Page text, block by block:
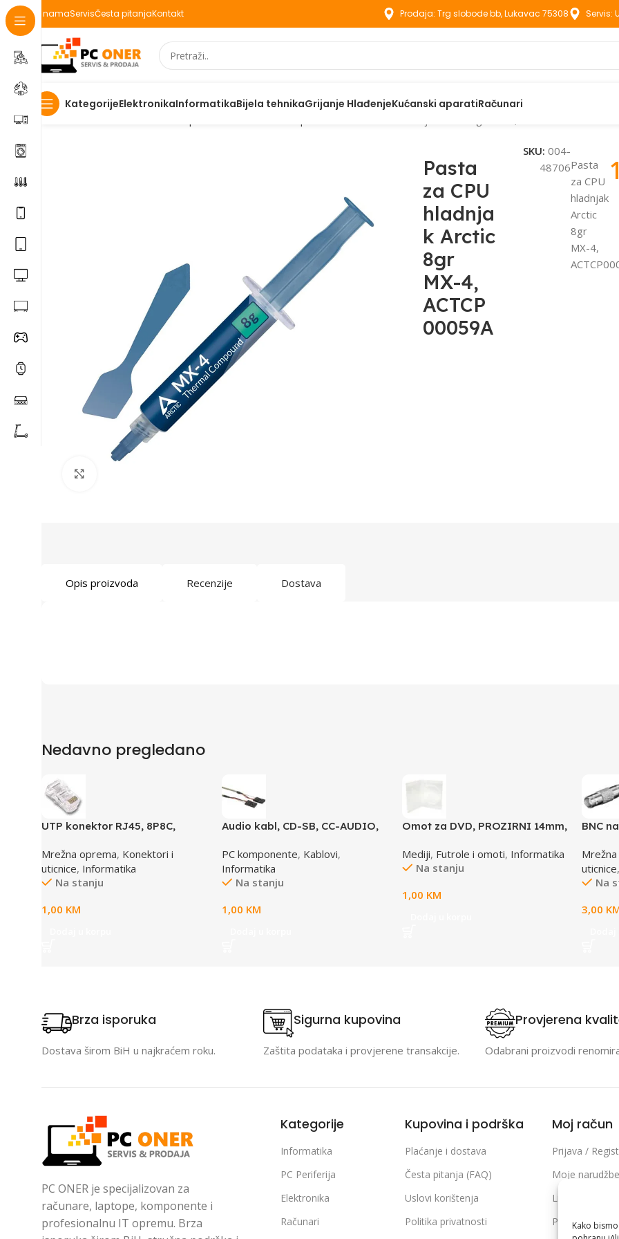
Kako
O namaServisČesta pitanjaKontakt Prodaja: Trg slobode bb, Lukavac 75308 Servis:
KategorijeElektronikaInformatikaBijela tehnikaGrijanje HlađenjeKućanski aparatiRačunari
Početna
Pasta
za CPU
hladnja
k Arctic
8gr
MX-4,
ACTCP
00059A
SKU:004-
48706Pasta
za CPU
hladnjak
Arctic
8gr
MX-4,
Opis proizvoda Recenzije Dostava
Nedavno pregledano
UTP konektor RJ45, 8P8C,
Mrežna oprema, Konektori i
uticnice, Informatika
Na stanju
1,00 KM
Audio kabl, CD-SB, CC-AUDIO,
PC komponente, Kablovi,
Informatika
Na stanju
1,00 KM
Omot za DVD, PROZIRNI 14mm,
Mediji, Futrole i omoti, Informatika
Na stanju
1,00 KM
BNC
uticnice,
Na
3,00
Brza isporuka
Dostava širom BiH u najkraćem roku.
Sigurna kupovina
Zaštita podataka i provjerene transakcije.
Provjerena
Odabrani proizvodi
PC ONER je specijalizovan za
računare, laptope, komponente i
profesionalnu IT opremu. Brza
Kategorije
Informatika
PC Periferija
Elektronika
Računari
Kupovina i podrška
Plaćanje i dostava
Česta pitanja (FAQ)
Uslovi korištenja
Politika privatnosti
Moj račun
Prijava /
Moje narudžbe
Lista želja
Poređenje